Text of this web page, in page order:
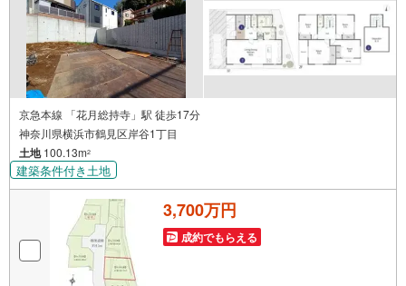
京急本線 「花月総持寺」駅 徒歩17分
神奈川県横浜市鶴見区岸谷1丁目
土地100.13m2
建築条件付き土地
3,700万円
成約でもらえる